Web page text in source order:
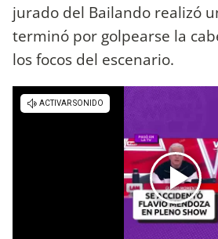
jurado del Bailando realizó
terminó por golpearse la
los focos del escenario.